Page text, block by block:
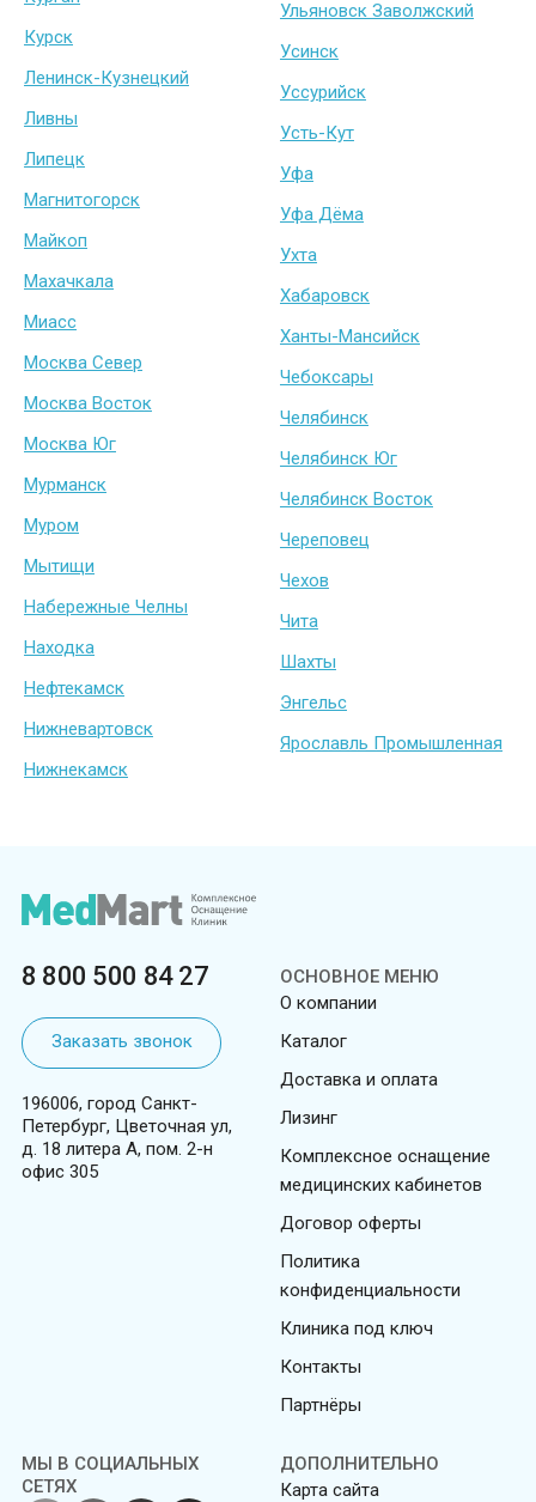
Курск
Ленинск-Кузнецкий
Ливны
Липецк
Магнитогорск
Майкоп
Махачкала
Миасс
Москва Север
Москва Восток
Москва Юг
Мурманск
Муром
Мытищи
Набережные Челны
Находка
Нефтекамск
Нижневартовск
Нижнекамск
Ульяновск Заволжский
Усинск
Уссурийск
Усть-Кут
Уфа
Уфа Дёма
Ухта
Хабаровск
Ханты-Мансийск
Чебоксары
Челябинск
Челябинск Юг
Челябинск Восток
Череповец
Чехов
Чита
Шахты
Энгельс
Ярославль Промышленная
8 800 500 84 27
Заказать звонок
196006, город Санкт-
Петербург, Цветочная ул,
д. 18 литера А, пом. 2-н
офис 305
ОСНОВНОЕ МЕНЮ
О компании
Каталог
Доставка и оплата
Лизинг
Комплексное оснащение
медицинских кабинетов
Договор оферты
Политика
конфиденциальности
Клиника под ключ
Контакты
Партнёры
ДОПОЛНИТЕЛЬНО
Карта сайта
МЫ В СОЦИАЛЬНЫХ
СЕТЯХ